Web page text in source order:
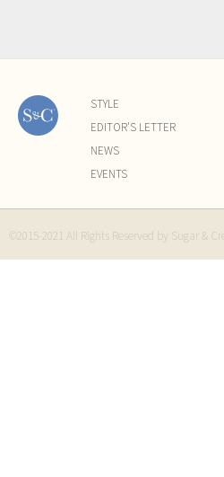
STYLE
EDITOR'S LETTER
NEWS
EVENTS
©2015-2021 All Rights Reserved by Sugar &